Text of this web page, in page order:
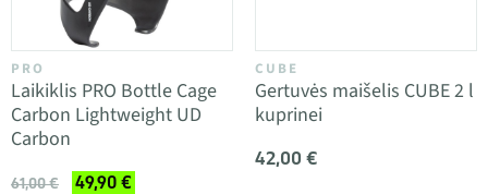
PRO
Laikiklis PRO Bottle Cage
Carbon Lightweight UD
Carbon
61,00 € 49,90 €
CUBE
Gertuvės maišelis CUBE 2 l
kuprinei
42,00 €